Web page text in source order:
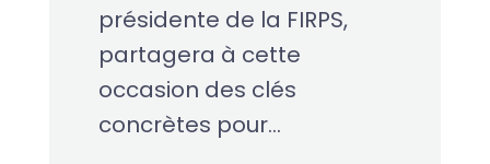
présidente de la FIRPS,
partagera à cette
occasion des clés
concrètes pour...